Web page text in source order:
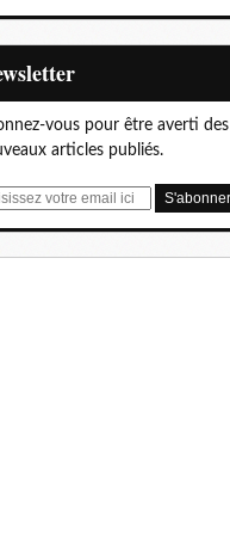
vous pour être averti des
articles publiés.